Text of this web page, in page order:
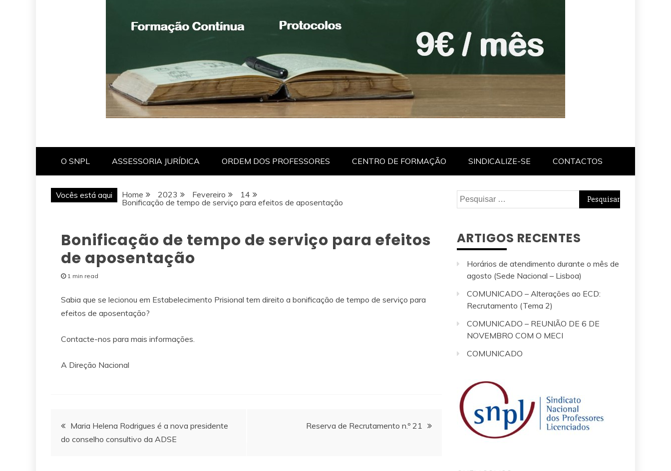
O SNPL ASSESSORIA JURÍDICA ORDEM DOS PROFESSORES CENTRO DE FORMAÇÃO SINDICALIZE-SE CONTACTOS
Vocês está aqui Home 2023 Fevereiro
14
Bonificação de tempo de serviço para efeitos de aposentação
Bonificação de tempo de serviço para efeitos
de aposentação
1 min read
Sabia que se lecionou em Estabelecimento Prisional tem direito a bonificação de tempo de serviço para
efeitos de aposentação?
Contacte-nos para mais informações.
A Direção Nacional
Navegação
de
Maria Helena Rodrigues é a nova presidente
do conselho consultivo da ADSE
Reserva de Recrutamento n.º 21
Pesquisar
por:
ARTIGOS RECENTES
Horários de atendimento durante o mês de
agosto (Sede Nacional – Lisboa)
COMUNICADO – Alterações ao ECD:
Recrutamento (Tema 2)
COMUNICADO – REUNIÃO DE 6 DE
NOVEMBRO COM O MECI
COMUNICADO